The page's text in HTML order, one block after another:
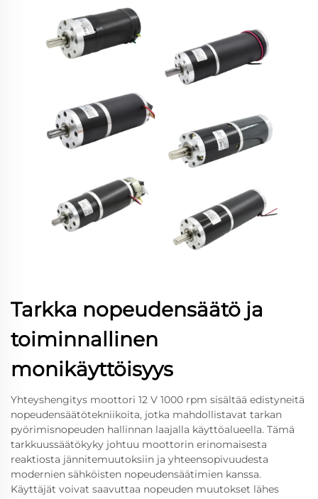
Tarkka nopeudensäätö ja
toiminnallinen
monikäyttöisyys
Yhteyshengitys moottori 12 V 1000 rpm sisältää edistyneitä
nopeudensäätötekniikoita, jotka mahdollistavat tarkan
pyörimisnopeuden hallinnan laajalla käyttöalueella. Tämä
tarkkuussäätökyky johtuu moottorin erinomaisesta
reaktiosta jännitemuutoksiin ja yhteensopivuudesta
modernien sähköisten nopeudensäätimien kanssa.
Käyttäjät voivat saavuttaa nopeuden muutokset lähes